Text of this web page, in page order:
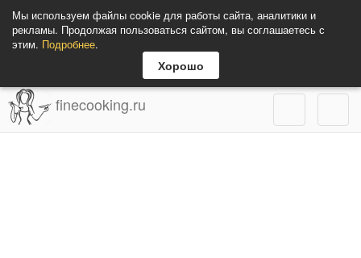
Мы используем файлы cookie для работы сайта, аналитики и
рекламы. Продолжая пользоваться сайтом, вы соглашаетесь с
этим. Подробнее.
Хорошо
finecooking.ru